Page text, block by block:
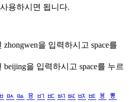
용하시면 됩니다.
zhongwen을 입력하시고 space를
beijing을 입력하시고 space를 누르
ㅯ ㅰ ㅱ ㅲ ㅳ ㅴ ㅵ ㅶ ㅷ ㅸ
ㅹ